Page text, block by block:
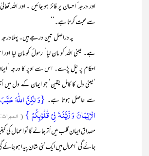
اور درجہ ٔ احسان پر فائز ہو جائیں ۔ اور اللہ
سے محبت کرتا ہے۔‘‘
یہ دراصل تین درجے ہیں۔ پہلا درجہ
ہے۔ یعنی اللہ کو مان لیا‘ رسولؐ کو مان لیا
احکام پر چل پڑے۔ اس سے اوپر کا درجہ
‘یعنی دِل کا کامل یقین‘ جو ایمان کے دل میں
سے حاصل ہوتا ہے۔ {وَ لٰکِنَّ اللّٰہَ
الۡاِیۡمَانَ وَ زَیَّنَہٗ فِیۡ قُلُوۡبِکُمۡ }( الحجرات:۷)
مصداق ایمان قلب میں اُتر جائے گا تو اعمال کی
جائے گی‘ اعمال میں ایک نئی شان پیدا ہو جائے